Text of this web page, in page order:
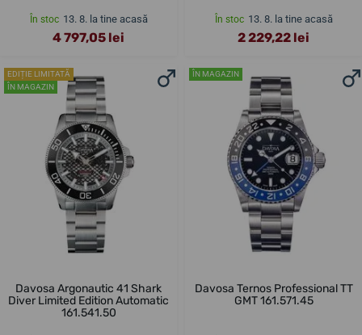
În stoc 13. 8. la tine acasă
4 797,05 lei
În stoc 13. 8. la tine acasă
2 229,22 lei
EDIȚIE LIMITATĂ
ÎN MAGAZIN
Davosa Argonautic 41 Shark
Diver Limited Edition Automatic
161.541.50
ÎN MAGAZIN
Davosa Ternos Professional TT
GMT 161.571.45